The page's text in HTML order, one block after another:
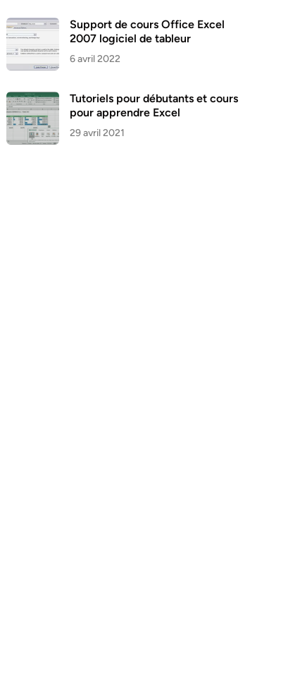
Support de cours Office Excel
2007 logiciel de tableur
6 avril 2022
Tutoriels pour débutants et cours
pour apprendre Excel
29 avril 2021